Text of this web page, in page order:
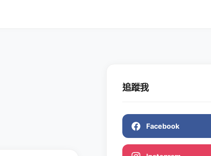
追蹤我
Facebook